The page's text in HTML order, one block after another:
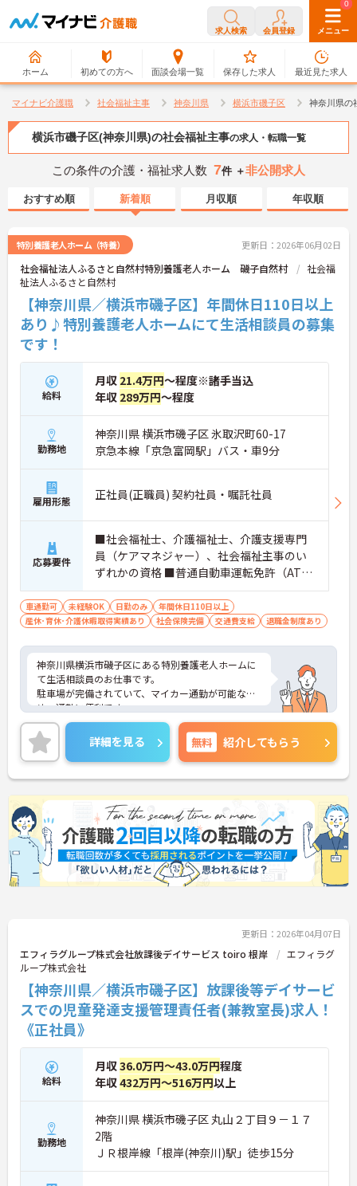
求人検索 会員登録 メニュー
ホーム 初めての方へ 面談会場一覧
0
保存した求人
0
最近見た求人
マイナビ介護職 社会福祉主事 神奈川県 横浜市磯子区 神奈川県の
横浜市磯子区(神奈川県)の社会福祉主事の求人・転職一覧
この条件の介護・福祉求人数 7件 ＋非公開求人
おすすめ順 新着順 月収順 年収順
特別養護老人ホーム（特養） 更新日：2026年06月02日
社会福祉法人ふるさと自然村特別養護老人ホーム 磯子自然村
社会福
祉法人ふるさと自然村
【神奈川県／横浜市磯子区】年間休日110日以上
あり♪特別養護老人ホームにて生活相談員の募集
です！
給料
月収 21.4万円～程度※諸手当込
年収 289万円～程度
勤務地
神奈川県 横浜市磯子区 氷取沢町60-17
京急本線「京急富岡駅」バス・車9分
雇用形態 正社員(正職員) 契約社員・嘱託社員
応募要件
■社会福祉士、介護福祉士、介護支援専門
員（ケアマネジャー）、社会福祉主事のい
ずれかの資格 ■普通自動車運転免許（AT限
定可） ■経験不問
車通勤可 未経験OK 日勤のみ
年間休日110日以上
産休･育休･介護休暇取得実績あり
社会保険完備 交通費支給 退職金制度あり
神奈川県横浜市磯子区にある特別養護老人ホームに
て生活相談員のお仕事です。
駐車場が完備されていて、マイカー通勤が可能なた
め、通勤に便利です。
ご興味ある方には、面接対策ポイントなど、さらに
詳細をお話しいたしますのでお気軽にご相談くださ
い。
詳細を見る 無料 紹介してもらう
更新日：2026年04月07日
エフィラグループ株式会社放課後デイサービス toiro 根岸
エフィラグ
ループ株式会社
【神奈川県／横浜市磯子区】放課後等デイサービ
スでの児童発達支援管理責任者(兼教室長)求人！
《正社員》
給料
月収36.0万円～43.0万円程度
年収432万円～516万円以上
勤務地
神奈川県 横浜市磯子区 丸山２丁目９－１７
2階
ＪＲ根岸線「根岸(神奈川)駅」徒歩15分